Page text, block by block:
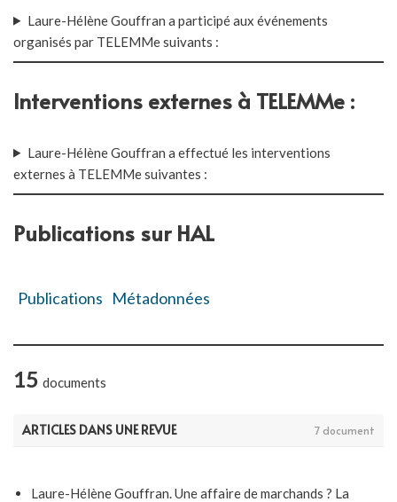
Laure-Hélène Gouffran a participé aux événements
organisés par TELEMMe suivants :
Interventions externes à TELEMMe :
Laure-Hélène Gouffran a effectué les interventions
externes à TELEMMe suivantes :
Publications sur HAL
Publications Métadonnées
15 documents
ARTICLES DANS UNE REVUE 7 document
Laure-Hélène Gouffran. Une affaire de marchands ? La